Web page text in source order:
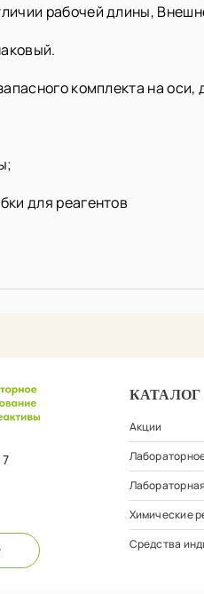
рабочей длины,
комплекта на
для реагентов
КАТАЛОГ
Акции
Химические
Средства